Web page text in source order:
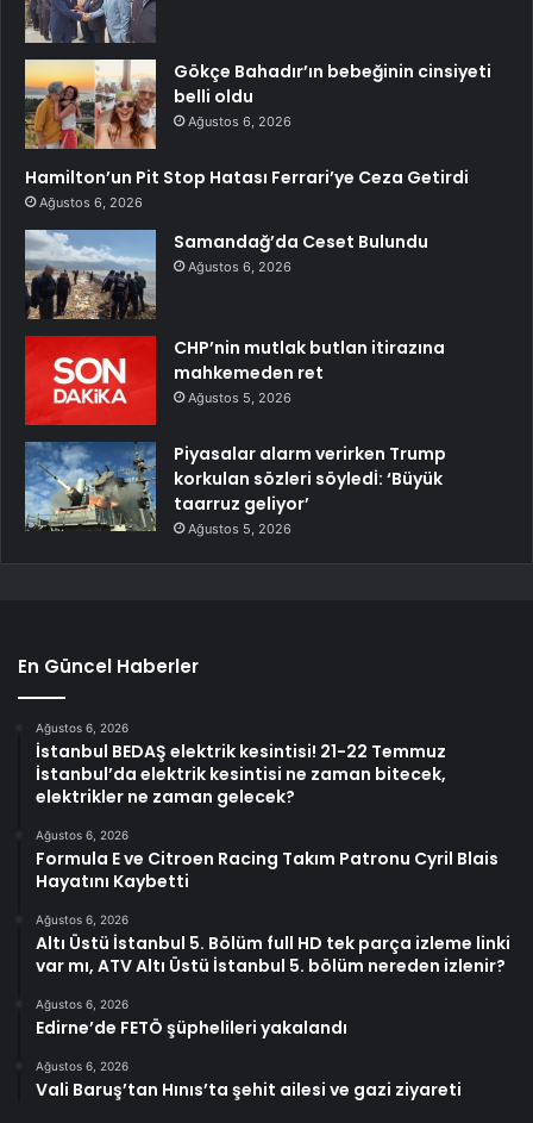
Gökçe Bahadır’ın bebeğinin cinsiyeti
belli oldu
Ağustos 6, 2026
Hamilton’un Pit Stop Hatası Ferrari’ye Ceza Getirdi
Ağustos 6, 2026
Samandağ’da Ceset Bulundu
Ağustos 6, 2026
CHP’nin mutlak butlan itirazına
mahkemeden ret
Ağustos 5, 2026
Piyasalar alarm verirken Trump
korkulan sözleri söyledİ: ‘Büyük
taarruz geliyor’
Ağustos 5, 2026
En Güncel Haberler
Ağustos 6, 2026
İstanbul BEDAŞ elektrik kesintisi! 21-22 Temmuz
İstanbul’da elektrik kesintisi ne zaman bitecek,
elektrikler ne zaman gelecek?
Ağustos 6, 2026
Formula E ve Citroen Racing Takım Patronu Cyril Blais
Hayatını Kaybetti
Ağustos 6, 2026
Altı Üstü İstanbul 5. Bölüm full HD tek parça izleme linki
var mı, ATV Altı Üstü İstanbul 5. bölüm nereden izlenir?
Ağustos 6, 2026
Edirne’de FETÖ şüphelileri yakalandı
Ağustos 6, 2026
Vali Baruş’tan Hınıs’ta şehit ailesi ve gazi ziyareti